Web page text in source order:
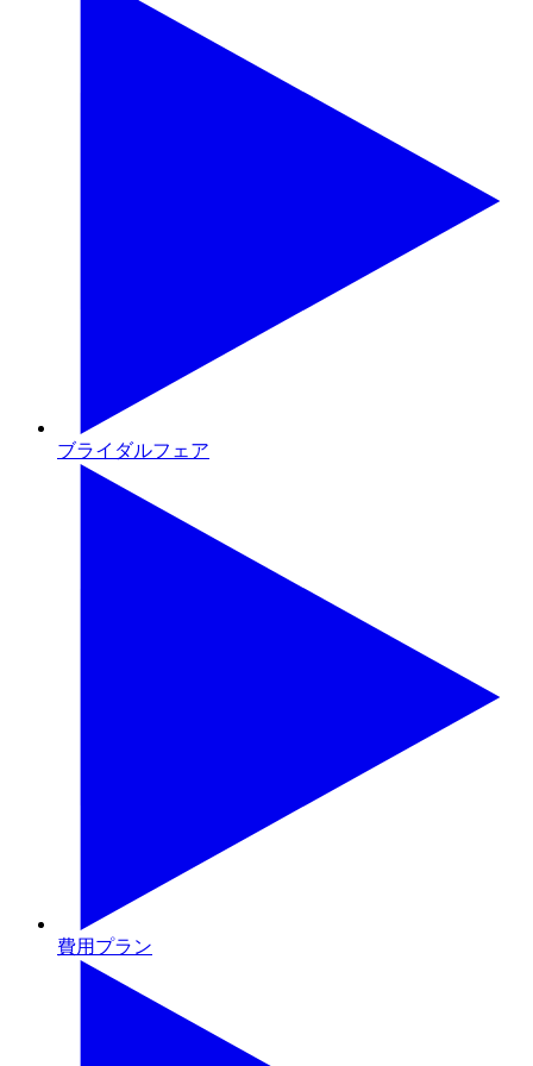
ブライダルフェア
費用プラン